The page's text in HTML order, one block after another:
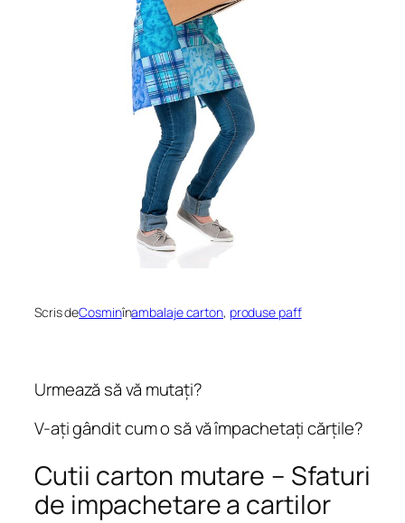
Scris deCosminînambalaje carton, produse paff
Urmează să vă mutați?
V-ați gândit cum o să vă împachetați cărțile?
Cutii carton mutare – Sfaturi
de impachetare a cartilor